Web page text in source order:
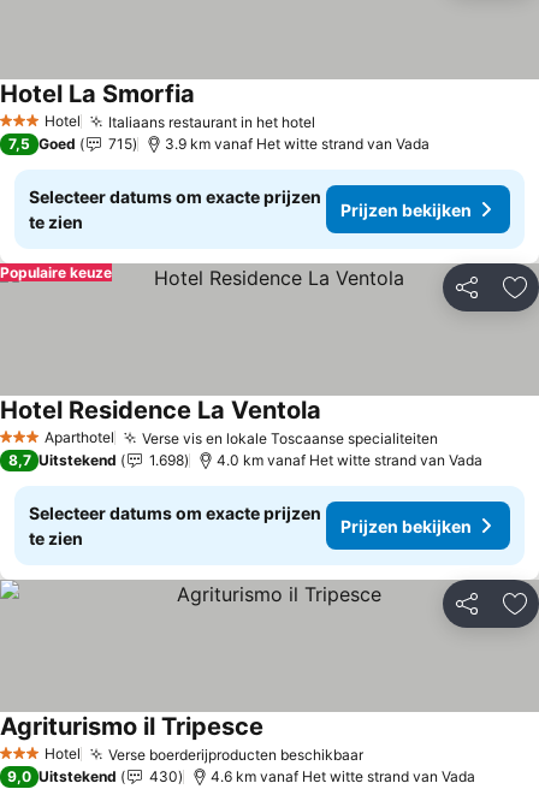
3 SterrenHotel Italiaans restaurant in het hotel
Hotel La Smorfia
7,5 Goed 715 3.9 km vanaf Het witte strand van Vada
Selecteer datums om exacte prijzen
te zien
Prijzen bekijken
Delen
Populaire keuze
3 SterrenAparthotel Verse vis en lokale Toscaanse specialiteiten
Hotel Residence La Ventola
8,7 Uitstekend 1.698 4.0 km vanaf Het witte strand van Vada
Selecteer datums om exacte prijzen
te zien
Prijzen bekijken
Delen
3 SterrenHotel Verse boerderijproducten beschikbaar
Agriturismo il Tripesce
9,0 Uitstekend 430 4.6 km vanaf Het witte strand van Vada